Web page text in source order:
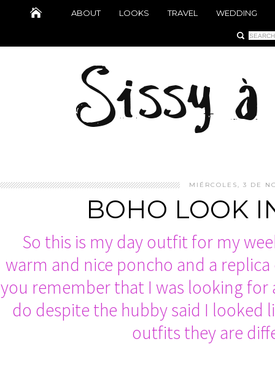
ABOUT LOOKS TRAVEL WEDDING
MIÉRCOLES, 3 DE
BOHO LOOK
So this is my day outfit for my
warm and nice poncho and a
you remember that I was looking
do despite the hubby said I looked
outfits they are